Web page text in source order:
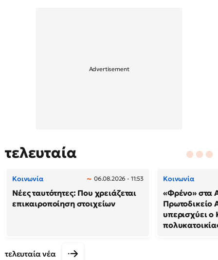
τελευταία
Κοινωνία 06.08.2026 - 11:53
Νέες ταυτότητες: Που χρειάζεται
επικαιροποίηση στοιχείων
Κοινωνία
«Φρένο» στα
Πρωτοδικείο
υπερισχύει ο
τελευταία νέα